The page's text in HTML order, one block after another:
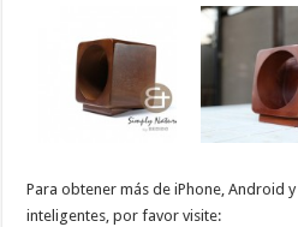
Para obtener más de iPhone, Android y
inteligentes,por favor visite: